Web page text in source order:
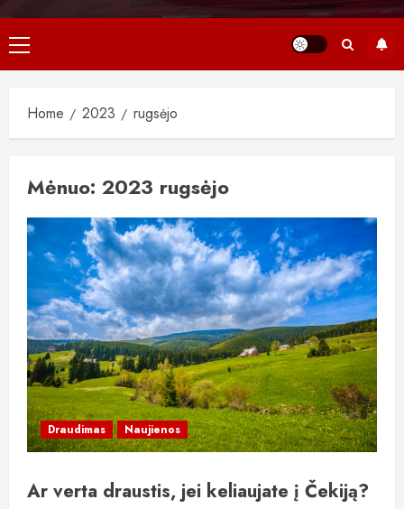
Primary
Menu
Home 2023 rugsėjo
Mėnuo: 2023 rugsėjo
Draudimas Naujienos
Ar verta draustis, jei keliaujate į Čekiją?